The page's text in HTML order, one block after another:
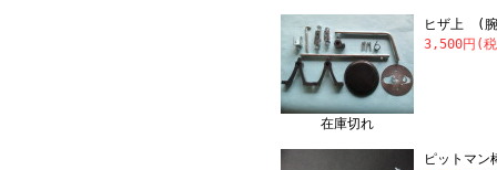
在庫切れ
ヒザ上 (
3,500円(
ピットマ